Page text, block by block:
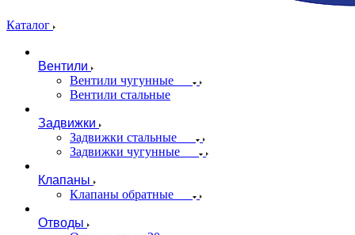
Каталог
Вентили
Вентили чугунные
Вентили стальные
Задвижки
Задвижки стальные
Задвижки чугунные
Клапаны
Клапаны обратные
Отводы